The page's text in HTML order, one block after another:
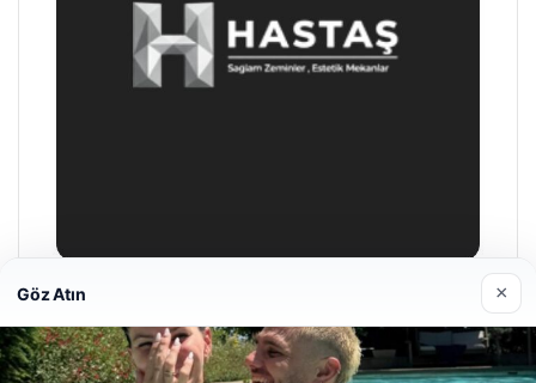
29/04/2026
Göz Atın ×